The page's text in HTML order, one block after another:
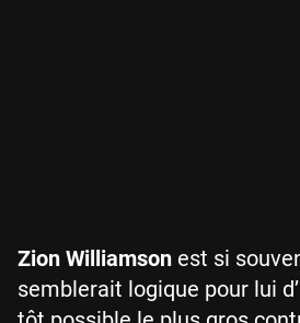
Zion Williamson est si
semblerait logique pour lui